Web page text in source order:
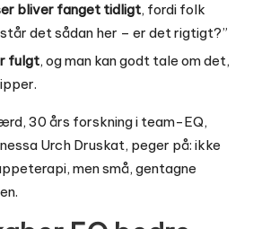
bliver fanget tidligt, fordi folk
det sådan her – er det rigtigt?”
fulgt, og man kan godt tale om det,
30 års forskning i team-EQ,
Urch Druskat, peger på: ikke
men små, gentagne